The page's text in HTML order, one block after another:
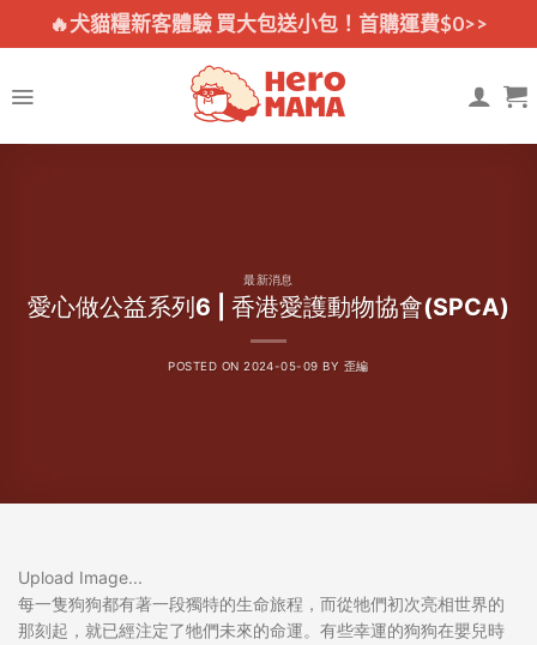
🔥犬貓糧新客體驗 買大包送小包！首購運費$0>>
最新消息
愛心做公益系列6 | 香港愛護動物協會(SPCA)
POSTED ON2024-05-09 BY 歪編
Upload Image...
每一隻狗狗都有著一段獨特的生命旅程，而從牠們初次亮相世界的
那刻起，就已經注定了牠們未來的命運。有些幸運的狗狗在嬰兒時